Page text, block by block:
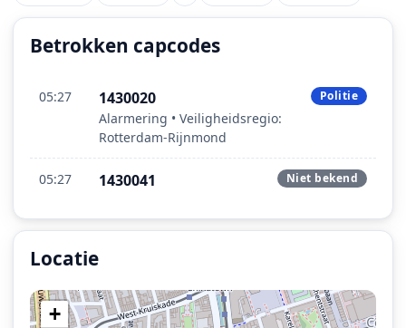
Betrokken capcodes
05:27 1430020
Alarmering • Veiligheidsregio:
Rotterdam-Rijnmond
Politie
05:27 1430041 Niet bekend
Locatie
+
Locatie van het incident: Nieuwe Binnenweg,